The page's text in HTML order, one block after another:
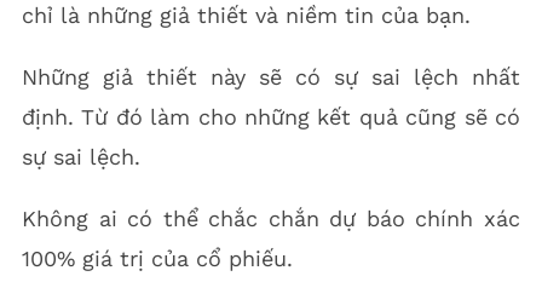
chỉ là những giả thiết và niềm tin của bạn.
Những giả thiết này sẽ có sự sai lệch nhất
định. Từ đó làm cho những kết quả cũng sẽ có
sự sai lệch.
Không ai có thể chắc chắn dự báo chính xác
100% giá trị của cổ phiếu.